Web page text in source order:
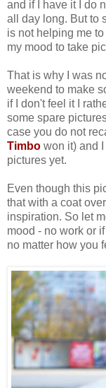
and if I have it I do
all day long. But to
is not helping me
my mood to take
That is why I was
weekend to make
if I don't feel it I
some spare
case you do not
Timbo won it) and
pictures yet.
Even though this
that with a coat
inspiration. So let
mood - no work or
no matter how you